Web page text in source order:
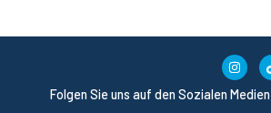
Folgen Sie uns auf den Sozialen Medien